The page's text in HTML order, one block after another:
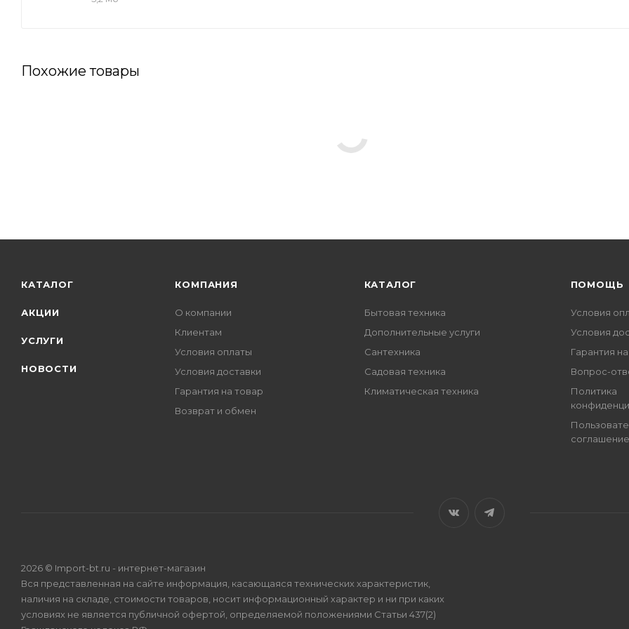
Похожие товары
КАТАЛОГ
АКЦИИ
УСЛУГИ
НОВОСТИ
КОМПАНИЯ
О компании
Клиентам
Условия оплаты
Условия доставки
Гарантия на товар
Возврат и обмен
КАТАЛОГ
Бытовая техника
Дополнительные услуги
Сантехника
Садовая техника
Климатическая техника
ПОМОЩЬ
Условия
Условия
Гарантия
Вопрос-
Политика
соглашение
2026 © Import-bt.ru - интернет-магазин
Вся представленная на сайте информация, касающаяся технических характеристик,
наличия на складе, стоимости товаров, носит информационный характер и ни при каких
условиях не является публичной офертой, определяемой положениями Статьи 437(2)